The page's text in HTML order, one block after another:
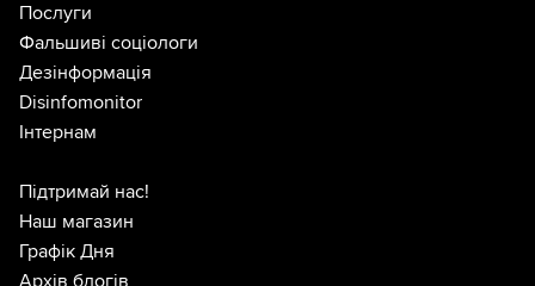
Послуги
Фальшиві соціологи
Дезінформація
Disinfomonitor
Інтернам
Підтримай нас!
Наш магазин
Графік Дня